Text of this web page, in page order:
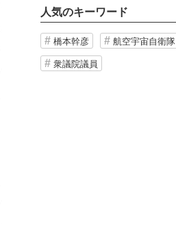
人気のキーワード
橋本幹彦 航空宇宙自衛隊
衆議院議員